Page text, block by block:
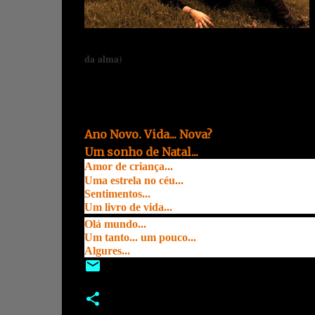
da alma)
Ano Novo. Vida... Nova?
Um sonho de Natal...
Amor de criança...
Uma estrela no céu...
Sentimentos...
Um livro de vida...
Olá mundo...
Um tanto... um pouco...
Algures...